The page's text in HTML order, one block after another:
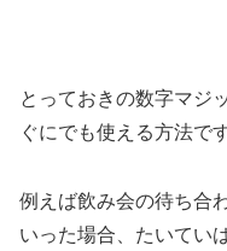
とっておきの数字マジ
ぐにでも使える方法です
例えば飲み会の待ち合
いった場合、たいてい